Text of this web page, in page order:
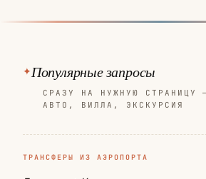
Популярные запросы
СРАЗУ НА НУЖНУЮ СТРАНИЦУ
АВТО, ВИЛЛА, ЭКСКУРСИЯ
ТРАНСФЕРЫ ИЗ АЭРОПОРТА